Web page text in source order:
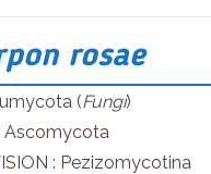
rosae
(Fungi)
Ascomycota
: Pezizomycotina